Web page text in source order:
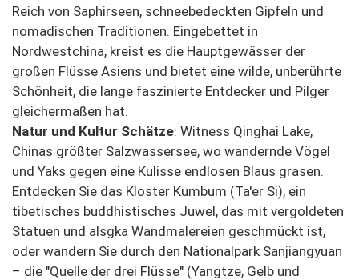
Reich von Saphirseen, schneebedeckten Gipfeln und
nomadischen Traditionen. Eingebettet in
Nordwestchina, kreist es die Hauptgewässer der
großen Flüsse Asiens und bietet eine wilde, unberührte
Schönheit, die lange faszinierte Entdecker und Pilger
gleichermaßen hat.
Natur und Kultur Schätze: Witness Qinghai Lake,
Chinas größter Salzwassersee, wo wandernde Vögel
und Yaks gegen eine Kulisse endlosen Blaus grasen.
Entdecken Sie das Kloster Kumbum (Ta'er Si), ein
tibetisches buddhistisches Juwel, das mit vergoldeten
Statuen und alsgka Wandmalereien geschmückt ist,
oder wandern Sie durch den Nationalpark Sanjiangyuan
– die "Quelle der drei Flüsse" (Yangtze, Gelb und